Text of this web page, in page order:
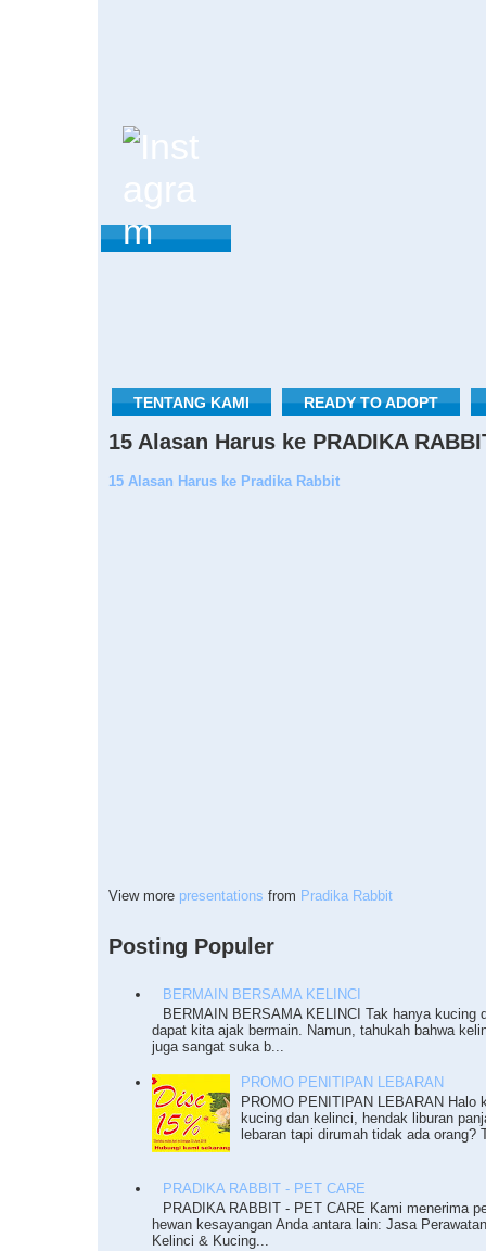
TENTANG KAMI READY TO ADOPT
15 Alasan Harus ke PRADIKA
15 Alasan Harus ke Pradika Rabbit
View more presentations from Pradika Rabbit
Posting Populer
BERMAIN BERSAMA KELINCI
BERMAIN BERSAMA KELINCI Tak hanya kucing
dapat kita ajak bermain. Namun, tahukah bahwa
juga sangat suka b...
PROMO PENITIPAN LEBARAN
PROMO PENITIPAN LEBARAN Halo
kucing dan kelinci, hendak liburan
lebaran tapi dirumah tidak ada orang?
PRADIKA RABBIT - PET CARE
PRADIKA RABBIT - PET CARE Kami menerima
hewan kesayangan Anda antara lain: Jasa
Kelinci & Kucing...